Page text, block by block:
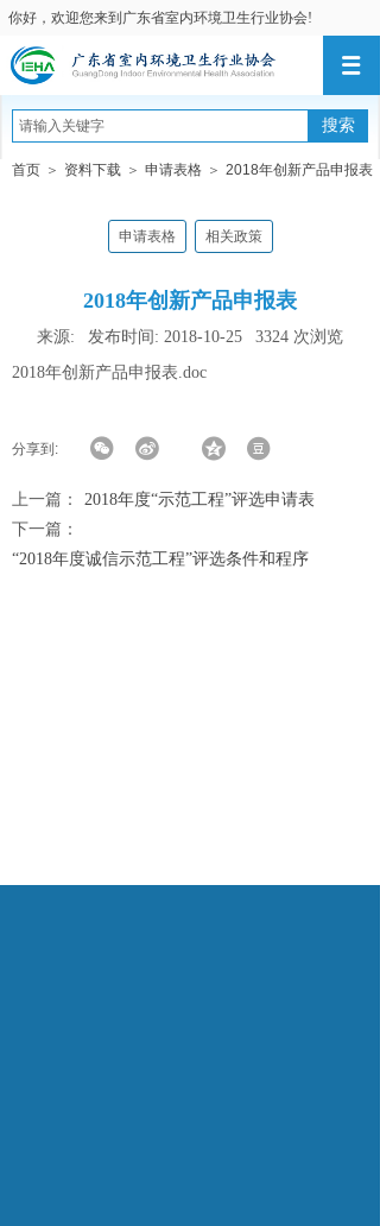
你好，欢迎您来到广东省室内环境卫生行业协会!
搜索
首页 ＞ 资料下载 ＞ 申请表格 ＞ 2018年创新产品申报表
申请表格 相关政策
2018年创新产品申报表
来源: 发布时间: 2018-10-25 3324 次浏览
2018年创新产品申报表.doc
分享到:
上一篇：
2018年度“示范工程”评选申请表
下一篇：
“2018年度诚信示范工程”评选条件和程序